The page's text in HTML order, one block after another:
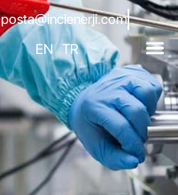
posta@incienerji.com
EN TR